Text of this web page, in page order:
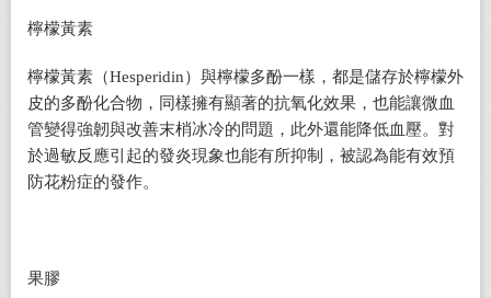
檸檬黃素
檸檬黃素（Hesperidin）與檸檬多酚一樣，都是儲存於檸檬外
皮的多酚化合物，同樣擁有顯著的抗氧化效果，也能讓微血
管變得強韌與改善末梢冰冷的問題，此外還能降低血壓。對
於過敏反應引起的發炎現象也能有所抑制，被認為能有效預
防花粉症的發作。
果膠